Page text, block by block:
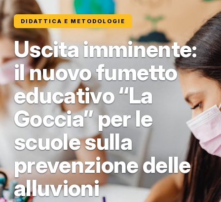
DIDATTICA E METODOLOGIE
Uscita imminente:
il nuovo fumetto
educativo “La
Goccia” per le
scuole sulla
prevenzione delle
alluvioni